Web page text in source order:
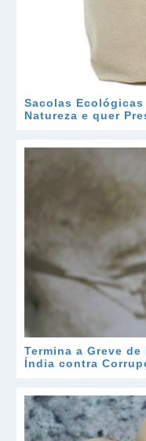
Sacolas Ecológicas
Natureza e quer
Termina a Greve de
Índia contra